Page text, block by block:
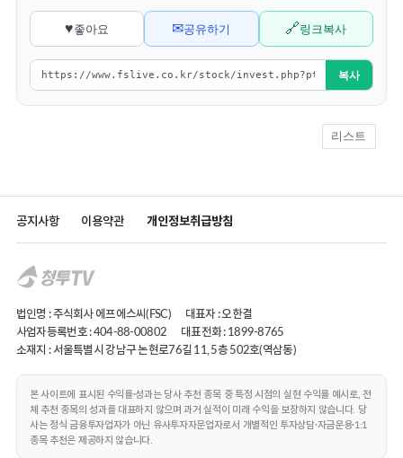
♥좋아요 ✉공유하기 🔗링크복사
복사
리스트
공지사항 이용약관 개인정보취급방침
법인명 : 주식회사 에프에스씨(FSC)
대표자 : 오한결
사업자등록번호 : 404-88-00802
대표전화 :1899-8765
소재지 : 서울특별시 강남구 논현로76길 11, 5층 502호(역삼동)
본 사이트에 표시된 수익률·성과는 당사 추천 종목 중 특정 시점의 실현 수익률 예시로, 전
체 추천 종목의 성과를 대표하지 않으며 과거 실적이 미래 수익을 보장하지 않습니다. 당
사는 정식 금융투자업자가 아닌 유사투자자문업자로서 개별적인 투자상담·자금운용·1:1
종목 추천은 제공하지 않습니다.